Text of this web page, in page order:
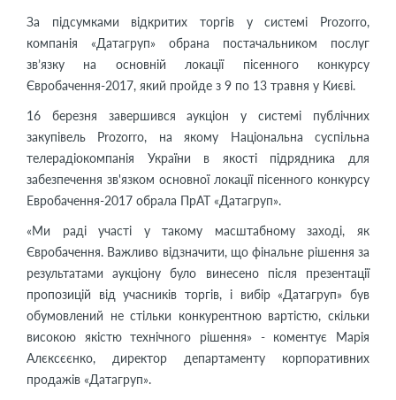
За підсумками відкритих торгів у системі Prozorro,
компанія «Датагруп» обрана постачальником послуг
зв’язку на основній локації пісенного конкурсу
Євробачення-2017, який пройде з 9 по 13 травня у Києві.
16 березня завершився аукціон у системі публічних
закупівель Prozorro, на якому Національна суспільна
телерадіокомпанія України в якості підрядника для
забезпечення зв'язком основної локації пісенного конкурсу
Евробачення-2017 обрала ПрАТ «Датагруп».
«Ми раді участі у такому масштабному заході, як
Євробачення. Важливо відзначити, що фінальне рішення за
результатами аукціону було винесено після презентації
пропозицій від учасників торгів, і вибір «Датагруп» був
обумовлений не стільки конкурентною вартістю, скільки
високою якістю технічного рішення» - коментує Марія
Алєксєєнко, директор департаменту корпоративних
продажів «Датагруп».